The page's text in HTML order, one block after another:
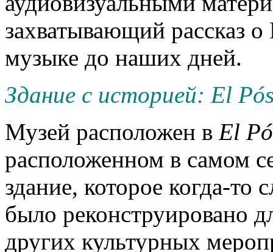
захватывающий рассказ
музыке до наших дней.
Здание с историей: El
Музей расположен в El Pó
расположенном в самом
здание, которое когда-
было реконструировано
других культурных